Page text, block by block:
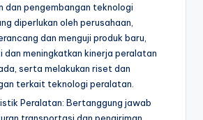
dan pengembangan teknologi
diperlukan oleh perusahaan,
dan menguji produk baru,
dan meningkatkan kinerja peralatan
serta melakukan riset dan
terkait teknologi peralatan.
Peralatan: Bertanggung jawab